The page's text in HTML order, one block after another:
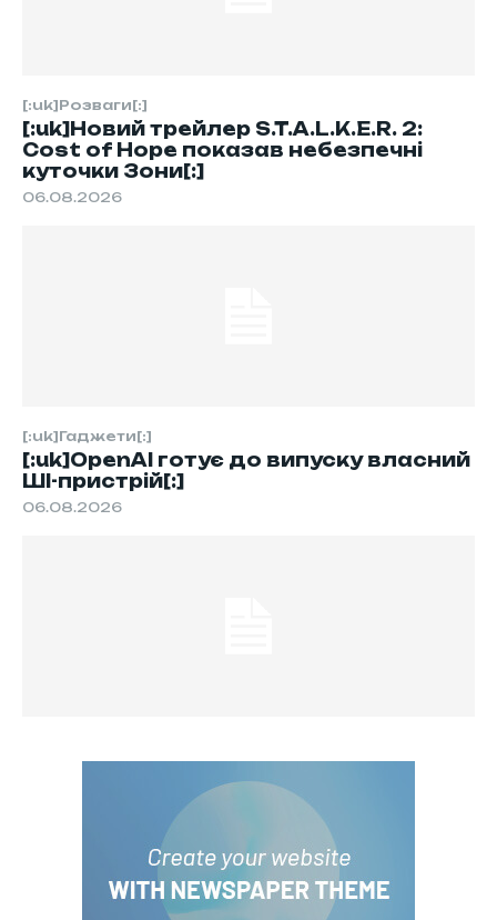
[:uk]Розваги[:]
[:uk]Новий трейлер S.T.A.L.K.E.R. 2:
Cost of Hope показав небезпечні
куточки Зони[:]
06.08.2026
[:uk]Гаджети[:]
[:uk]OpenAI готує до випуску власний
ШІ-пристрій[:]
06.08.2026